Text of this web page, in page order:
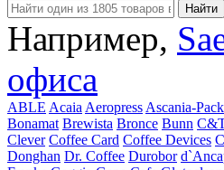
Например,
офиса
ABLE Acaia Aeropress Ascania-Pack
Bonamat Brewista Bronce Bunn
Clever Coffee Card Coffee Devices
Donghan Dr. Coffee Durobor